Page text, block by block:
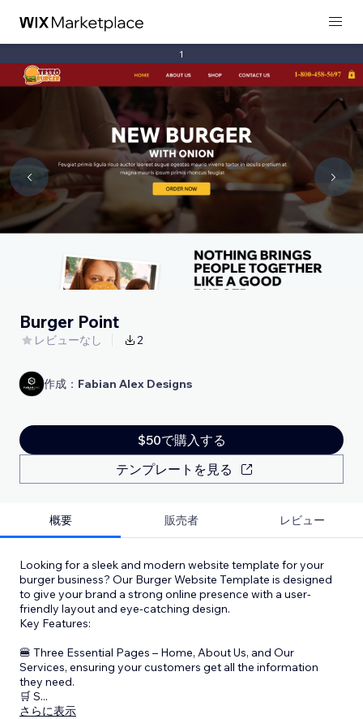
1
Burger Point
レビューなし 2
作成： Fabian Alex Designs
$50で購入する
テンプレートを見る
概要 販売者 レビュー
Looking for a sleek and modern website template for your
burger business? Our Burger Website Template is designed
to give your brand a strong online presence with a user-
friendly layout and eye-catching design.
Key Features:
🍔 Three Essential Pages – Home, About Us, and Our
Services, ensuring your customers get all the information
they need.
🛒 S...
さらに表示